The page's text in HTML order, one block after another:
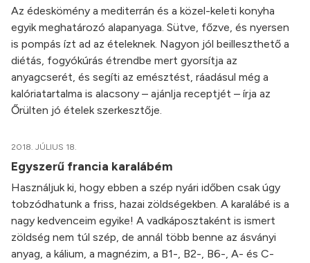
Az édeskömény a mediterrán és a közel-keleti konyha
egyik meghatározó alapanyaga. Sütve, főzve, és nyersen
is pompás ízt ad az ételeknek. Nagyon jól beilleszthető a
diétás, fogyókúrás étrendbe mert gyorsítja az
anyagcserét, és segíti az emésztést, ráadásul még a
kalóriatartalma is alacsony – ajánlja receptjét – írja az
Őrülten jó ételek szerkesztője.
2018. JÚLIUS 18.
Egyszerű francia karalábém
Használjuk ki, hogy ebben a szép nyári időben csak úgy
tobzódhatunk a friss, hazai zöldségekben. A karalábé is a
nagy kedvenceim egyike! A vadkáposztaként is ismert
zöldség nem túl szép, de annál több benne az ásványi
anyag, a kálium, a magnézim, a B1-, B2-, B6-, A- és C-